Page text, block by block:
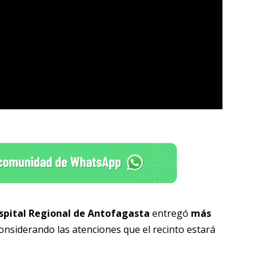
Regional de Antofagasta entregó más
las atenciones que el recinto estará